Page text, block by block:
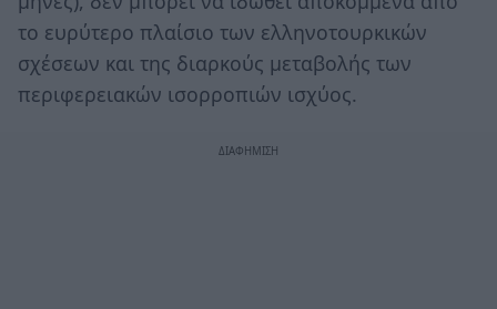
το ευρύτερο πλαίσιο των ελληνοτουρκικών
σχέσεων και της διαρκούς μεταβολής των
περιφερειακών ισορροπιών ισχύος.